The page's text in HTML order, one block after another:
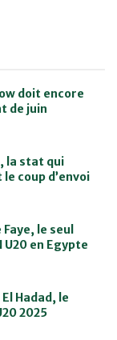
doit encore
de juin
la stat qui
coup d’envoi
le seul
U20 en Egypte
Hadad, le
2025